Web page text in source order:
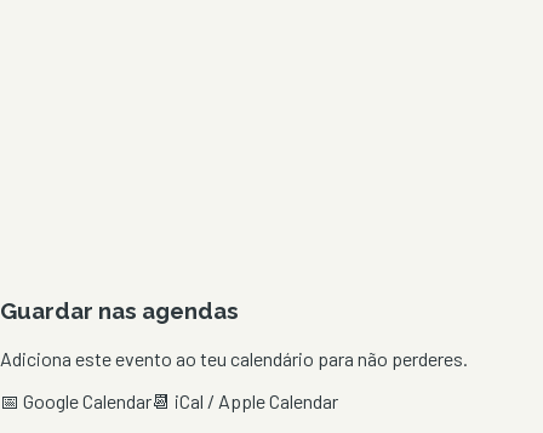
Guardar nas agendas
Adiciona este evento ao teu calendário para não perderes.
📅 Google Calendar📆 iCal / Apple Calendar